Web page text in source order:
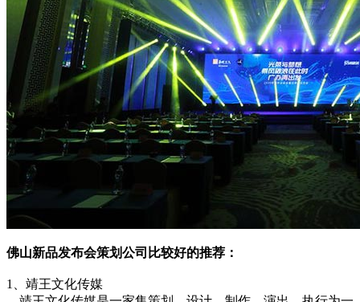
佛山新品发布会策划公司比较好的推荐：
1、靖王文化传媒